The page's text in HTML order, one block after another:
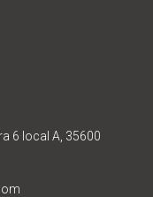
6 local A, 35600